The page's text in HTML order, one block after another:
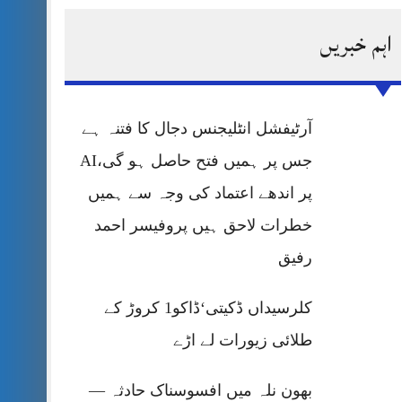
پر قربان
پریس کانفرنس
اہم خبریں
آرٹیفشل انٹلیجنس دجال کا فتنہ ہے
جس پر ہمیں فتح حاصل ہو گی،AI
پر اندھے اعتماد کی وجہ سے ہمیں
خطرات لاحق ہیں پروفیسر احمد
رفیق
کلرسیداں ڈکیتی‘ڈاکو1 کروڑ کے
طلائی زیورات لے اڑے
بھون نلہ میں افسوسناک حادثہ —